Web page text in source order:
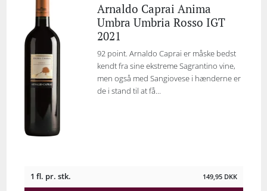
Arnaldo Caprai Anima
Umbra Umbria Rosso IGT
2021
92 point. Arnaldo Caprai er måske bedst
kendt fra sine ekstreme Sagrantino vine,
men også med Sangiovese i hænderne er
de i stand til at få...
1 fl. pr. stk. 149,95 DKK